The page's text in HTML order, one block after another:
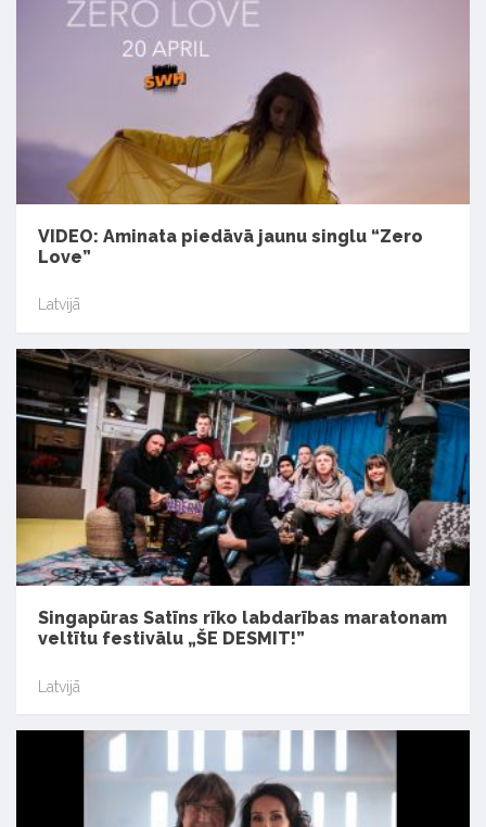
VIDEO: Aminata piedāvā jaunu singlu “Zero
Love”
Latvijā
Singapūras Satīns rīko labdarības maratonam
veltītu festivālu „ŠE DESMIT!”
Latvijā